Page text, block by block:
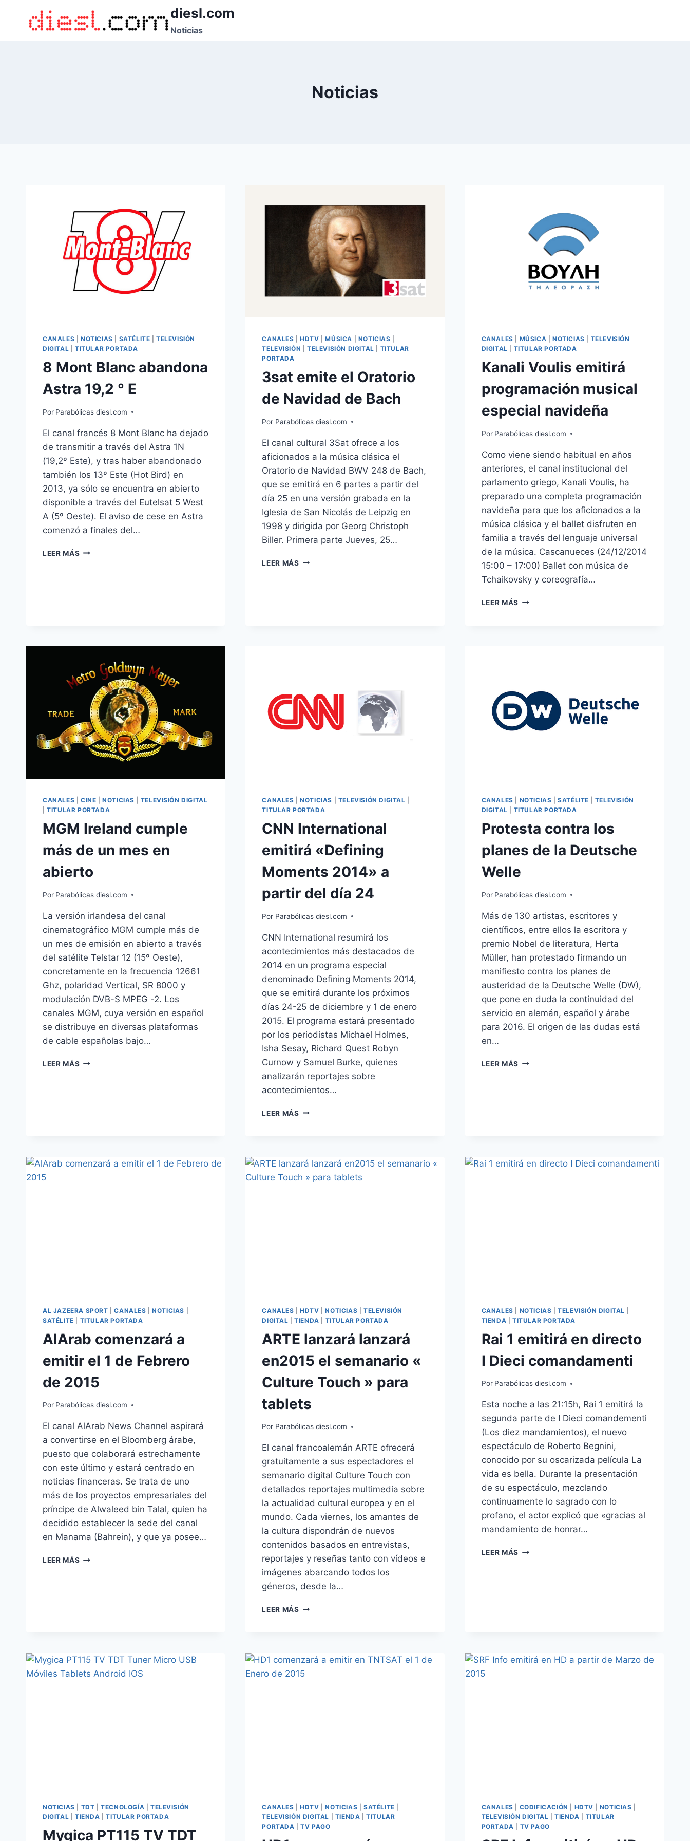
contenido
diesl.com
Noticias
Noticias
CANALES NOTICIAS SATÉLITE |TELEVISIÓN
DIGITAL
TITULAR PORTADA
8 Mont Blanc abandona
Astra 19,2 ° E
Por Parabólicas diesl.com
El canal francés 8 Mont Blanc ha dejado
de transmitir a través del Astra 1N
(19,2º Este), y tras haber abandonado
también los 13º Este (Hot Bird) en
2013, ya sólo se encuentra en abierto
disponible a través del Eutelsat 5 West
A (5º Oeste). El aviso de cese en Astra
comenzó a finales del…
LEER MÁS 8
CANALES |HDTV |MÚSICA NOTICIAS
TELEVISIÓN |TELEVISIÓN DIGITAL
TITULAR
PORTADA
3sat emite el Oratorio
de Navidad de Bach
Por Parabólicas diesl.com
El canal cultural 3Sat ofrece a los
aficionados a la música clásica el
Oratorio de Navidad BWV 248 de Bach,
que se emitirá en 6 partes a partir del
día 25 en una versión grabada en la
Iglesia de San Nicolás de Leipzig en
1998 y dirigida por Georg Christoph
Biller. Primera parte Jueves, 25…
LEER MÁS 3SAT
CANALES MÚSICA NOTICIAS
TELEVISIÓN
DIGITAL
TITULAR PORTADA
Kanali Voulis emitirá
programación musical
especial navideña
Por Parabólicas diesl.com
Como viene siendo habitual en años
anteriores, el canal institucional del
parlamento griego, Kanali Voulis, ha
preparado una completa programación
navideña para que los aficionados a la
música clásica y el ballet disfruten en
familia a través del lenguaje universal
de la música. Cascanueces (24/12/2014
15:00 – 17:00) Ballet con música de
Tchaikovsky y coreografía…
LEER MÁS KANALI
CANALES CINE |NOTICIAS
TELEVISIÓN DIGITAL
|TITULAR PORTADA
MGM Ireland cumple
más de un mes en
abierto
Por Parabólicas diesl.com
La versión irlandesa del canal
cinematográfico MGM cumple más de
un mes de emisión en abierto a través
del satélite Telstar 12 (15º Oeste),
concretamente en la frecuencia 12661
Ghz, polaridad Vertical, SR 8000 y
modulación DVB-S MPEG -2. Los
canales MGM, cuya versión en español
se distribuye en diversas plataformas
de cable españolas bajo…
LEER MÁS MGM
CANALES |NOTICIAS TELEVISIÓN DIGITAL
TITULAR PORTADA
CNN International
emitirá «Defining
Moments 2014» a
partir del día 24
Por Parabólicas diesl.com
CNN International resumirá los
acontecimientos más destacados de
2014 en un programa especial
denominado Defining Moments 2014,
que se emitirá durante los próximos
días 24-25 de diciembre y 1 de enero
2015. El programa estará presentado
por los periodistas Michael Holmes,
Isha Sesay, Richard Quest Robyn
Curnow y Samuel Burke, quienes
analizarán reportajes sobre
acontecimientos…
LEER MÁS CNN
2014»
A
CANALES NOTICIAS |SATÉLITE
TELEVISIÓN
DIGITAL
TITULAR PORTADA
Protesta contra los
planes de la Deutsche
Welle
Por Parabólicas diesl.com
Más de 130 artistas, escritores y
científicos, entre ellos la escritora y
premio Nobel de literatura, Herta
Müller, han protestado firmando un
manifiesto contra los planes de
austeridad de la Deutsche Welle (DW),
que pone en duda la continuidad del
servicio en alemán, español y árabe
para 2016. El origen de las dudas está
en…
LEER MÁS PROTESTA
AL JAZEERA SPORT |CANALES |NOTICIAS
SATÉLITE
TITULAR PORTADA
AlArab comenzará a
emitir el 1 de Febrero
de 2015
Por Parabólicas diesl.com
El canal AlArab News Channel aspirará
a convertirse en el Bloomberg árabe,
puesto que colaborará estrechamente
con este último y estará centrado en
noticias financeras. Se trata de uno
más de los proyectos empresariales del
príncipe de Alwaleed bin Talal, quien ha
decidido establecer la sede del canal
en Manama (Bahrein), y que ya posee…
LEER MÁS ALARAB
2015
CANALES |HDTV |NOTICIAS |TELEVISIÓN
DIGITAL |TIENDA TITULAR PORTADA
ARTE lanzará lanzará
en2015 el semanario «
Culture Touch » para
tablets
Por Parabólicas diesl.com
El canal francoalemán ARTE ofrecerá
gratuitamente a sus espectadores el
semanario digital Culture Touch con
detallados reportajes multimedia sobre
la actualidad cultural europea y en el
mundo. Cada viernes, los amantes de
la cultura dispondrán de nuevos
contenidos basados en entrevistas,
reportajes y reseñas tanto con vídeos e
imágenes abarcando todos los
géneros, desde la…
LEER MÁS ARTE
SEMANARIO
«
CANALES NOTICIAS |TELEVISIÓN DIGITAL
TIENDA |TITULAR PORTADA
Rai 1 emitirá en directo
I Dieci comandamenti
Por Parabólicas diesl.com
Esta noche a las 21:15h, Rai 1 emitirá la
segunda parte de I Dieci comandementi
(Los diez mandamientos), el nuevo
espectáculo de Roberto Begnini,
conocido por su oscarizada película La
vida es bella. Durante la presentación
de su espectáculo, mezclando
continuamente lo sagrado con lo
profano, el actor explicó que «gracias al
mandamiento de honrar…
LEER MÁS RAI
NOTICIAS TDT |TECNOLOGÍA
TELEVISIÓN
DIGITAL
TIENDA |TITULAR PORTADA
Mygica PT115 TV TDT
CANALES |HDTV |NOTICIAS |SATÉLITE
TELEVISIÓN DIGITAL
TIENDA |TITULAR
PORTADA |TV PAGO
CANALES CODIFICACIÓN HDTV NOTICIAS
TELEVISIÓN DIGITAL |TIENDA
TITULAR
PORTADA
TV PAGO